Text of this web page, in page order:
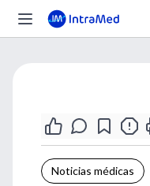
Noticias médicas